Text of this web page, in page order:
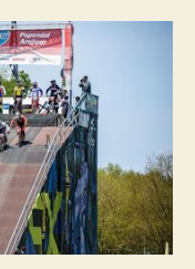
pour
la
Race
?